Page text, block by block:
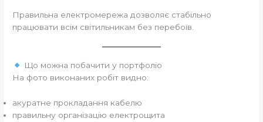
Правильна електромережа дозволяє стабільно
працювати всім світильникам без перебоїв.
Що можна побачити у портфоліо
На фото виконаних робіт видно:
акуратне прокладання кабелю
правильну організацію електрощита